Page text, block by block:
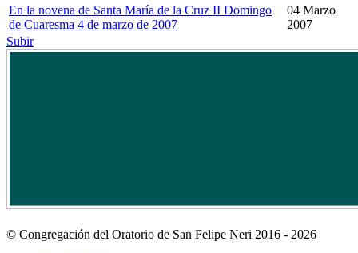
En la novena de Santa María de la Cruz II Domingo
de Cuaresma 4 de marzo de 2007
04 Marzo
2007
Subir
© Congregación del Oratorio de San Felipe Neri 2016 - 2026